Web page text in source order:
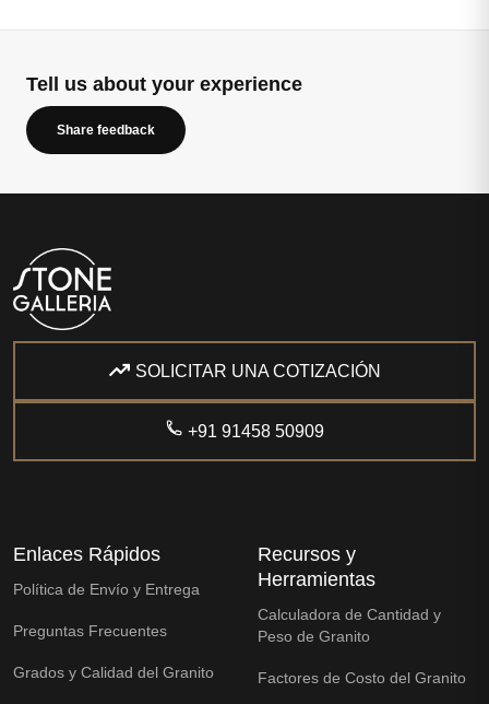
Tell us about your experience
Share feedback
SOLICITAR UNA COTIZACIÓN
+91 91458 50909
Enlaces Rápidos
Política de Envío y Entrega
Preguntas Frecuentes
Grados y Calidad del Granito
Recursos y
Herramientas
Calculadora de Cantidad y
Peso de Granito
Factores de Costo del Granito